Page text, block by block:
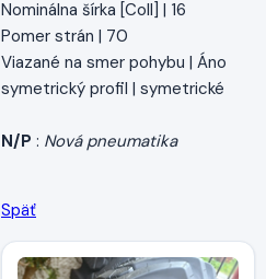
Nominálna šírka [Coll] | 16
Pomer strán | 70
Viazané na smer pohybu | Áno
symetrický profil | symetrické
N/P : Nová pneumatika
Späť